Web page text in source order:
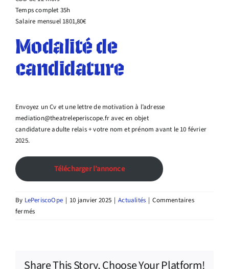
Temps complet 35h
Salaire mensuel 1801,80€
Modalité de
candidature
Envoyez un Cv et une lettre de motivation à l’adresse
mediation@theatreleperiscope.fr avec en objet
candidature adulte relais + votre nom et prénom avant le 10 février
2025.
Télécharger l’annonce
By LePeriscoOpe | 10 janvier 2025 | Actualités | Commentaires
ferméssur
Share This Story, Choose Your Platform!